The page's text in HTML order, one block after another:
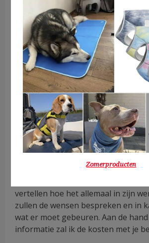
Ik hou je graag op de hoogte van
tijdens jouw vakantie. Regelmatig
filmpjes via Whatsapp, iMessage,
en/of e-mail. Mocht ik jouw
kunnen verzorgen, door
overmacht, beschik over een goed
kan opvangen. Hierdoor krijgt jouw
de zorgt die hij of zij verdient.
Vrijblijvende kennismaking
het oppassen
Wanneer je contact met mij hebt
ik langs voor een vrijblijvende
sleutelcontract naar je gemaild,
vertellen hoe het allemaal in zijn
zullen de wensen bespreken en in
wat er moet gebeuren. Aan de
informatie zal ik de kosten met je
Zomerproducten